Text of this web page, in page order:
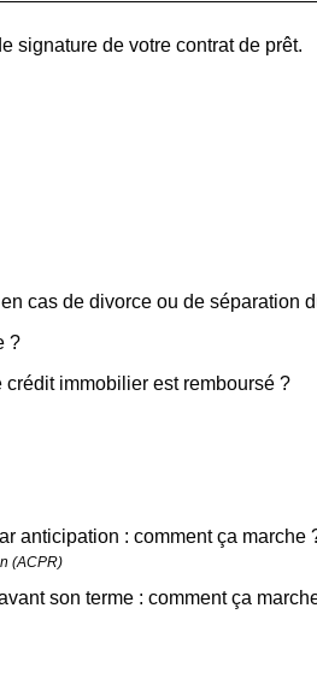
signature de votre contrat de prêt.
cas de divorce ou de séparation
?
immobilier est remboursé ?
anticipation : comment ça marche
(ACPR)
son terme : comment ça